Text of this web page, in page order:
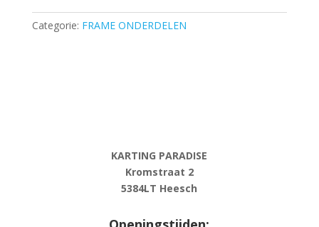
·Categorie: FRAME ONDERDELEN
KARTING PARADISE
Kromstraat 2
5384LT Heesch